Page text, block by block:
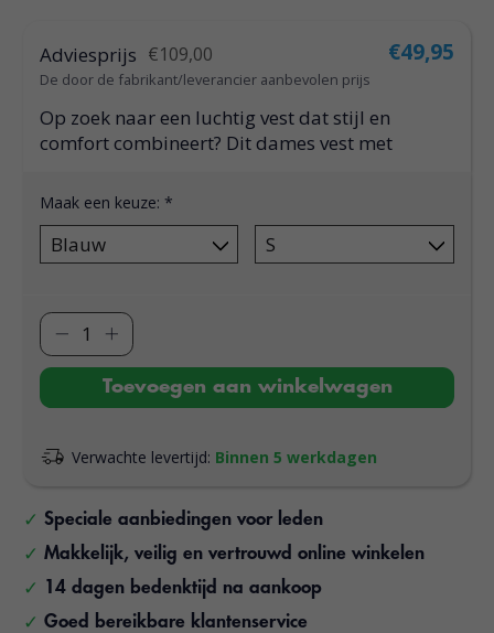
Adviesprijs €109,00
De door de fabrikant/leverancier aanbevolen prijs
€49,95
Op zoek naar een luchtig vest dat stijl en
comfort combineert? Dit dames vest met
Maak een keuze:*
Toevoegen aan winkelwagen
Verwachte levertijd: Binnen 5 werkdagen
Speciale aanbiedingen voor leden
Makkelijk, veilig en vertrouwd online winkelen
14 dagen bedenktijd na aankoop
Goed bereikbare klantenservice